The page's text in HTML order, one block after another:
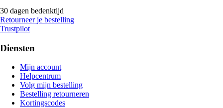
30 dagen bedenktijd
Retourneer je bestelling
Trustpilot
Diensten
Mijn account
Helpcentrum
Volg mijn bestelling
Bestelling retourneren
Kortingscodes